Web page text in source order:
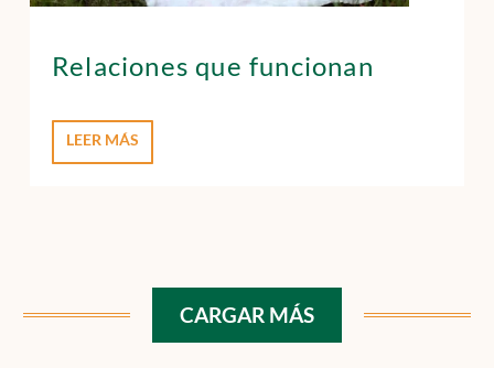
Relaciones que funcionan
LEER MÁS
CARGAR MÁS